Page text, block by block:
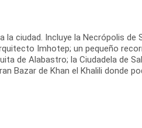
ciudad. Incluye la Necrópolis de
Imhotep; un pequeño
de Alabastro; la Ciudadela de
Bazar de Khan el Khalili donde